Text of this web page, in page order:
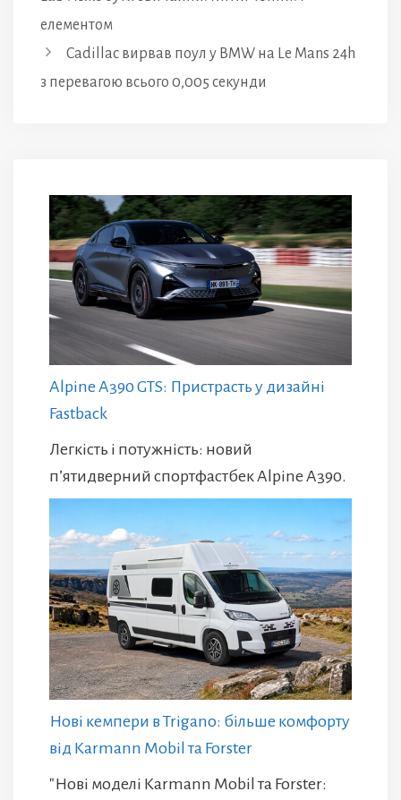
елементом
Cadillac вирвав поул у BMW на Le Mans 24h
з перевагою всього 0,005 секунди
Alpine A390 GTS: Пристрасть у дизайні
Fastback
Легкість і потужність: новий
п’ятидверний спортфастбек Alpine A390.
Нові кемпери в Trigano: більше комфорту
від Karmann Mobil та Forster
"Нові моделі Karmann Mobil та Forster: